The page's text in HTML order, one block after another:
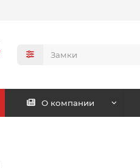
О компании